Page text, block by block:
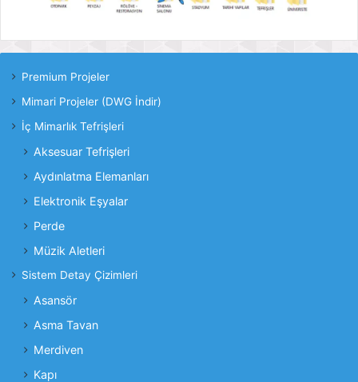
Premium Projeler
Mimari Projeler (DWG İndir)
İç Mimarlık Tefrişleri
Aksesuar Tefrişleri
Aydınlatma Elemanları
Elektronik Eşyalar
Perde
Müzik Aletleri
Sistem Detay Çizimleri
Asansör
Asma Tavan
Merdiven
Kapı